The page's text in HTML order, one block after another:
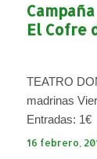
El Cofre
TEATRO
madrinas
Entradas: 1€
16 febrero,